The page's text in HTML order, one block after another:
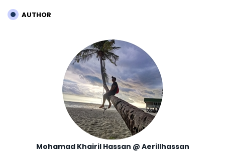
AUTHOR
Mohamad Khairil Hassan @ Aerillhassan